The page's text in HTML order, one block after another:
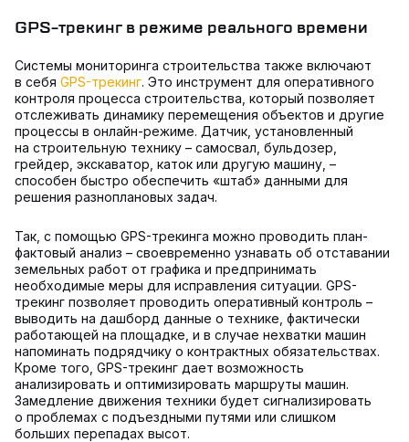
GPS-трекинг в режиме реального времени
Системы мониторинга строительства также включают
в себя GPS-трекинг. Это инструмент для оперативного
контроля процесса строительства, который позволяет
отслеживать динамику перемещения объектов и другие
процессы в онлайн-режиме. Датчик, установленный
на строительную технику – самосвал, бульдозер,
грейдер, экскаватор, каток или другую машину, –
способен быстро обеспечить «штаб» данными для
решения разноплановых задач.
Так, с помощью GPS-трекинга можно проводить план-
фактовый анализ – своевременно узнавать об отставании
земельных работ от графика и предпринимать
необходимые меры для исправления ситуации. GPS-
трекинг позволяет проводить оперативный контроль –
выводить на дашборд данные о технике, фактически
работающей на площадке, и в случае нехватки машин
напоминать подрядчику о контрактных обязательствах.
Кроме того, GPS-трекинг дает возможность
анализировать и оптимизировать маршруты машин.
Замедление движения техники будет сигнализировать
о проблемах с подъездными путями или слишком
больших перепадах высот.